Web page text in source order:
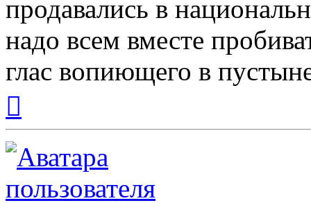
продавались в
надо всем вместе
глас вопиющего в
началу